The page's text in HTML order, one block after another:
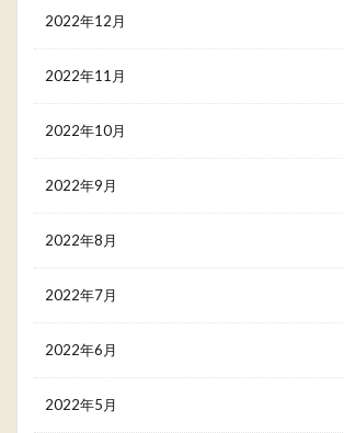
2022年12月
2022年11月
2022年10月
2022年9月
2022年8月
2022年7月
2022年6月
2022年5月